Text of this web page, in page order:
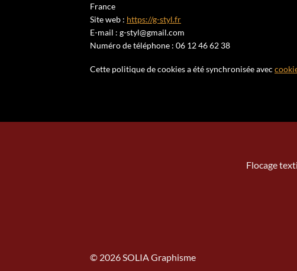
France
Site web : https://g-styl.fr
E-mail : g-styl@gmail.com
Numéro de téléphone : 06 12 46 62 38
Cette politique de cookies a été synchronisée avec
Flocage
© 2026 SOLIA Graphisme